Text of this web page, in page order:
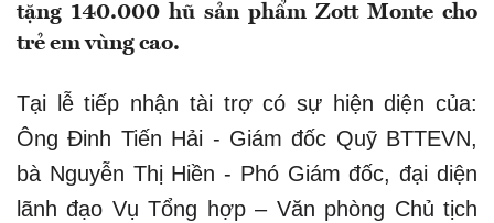
tặng 140.000 hũ sản phẩm Zott Monte cho
trẻ em vùng cao.
Tại lễ tiếp nhận tài trợ có sự hiện diện của:
Ông Đinh Tiến Hải - Giám đốc Quỹ BTTEVN,
bà Nguyễn Thị Hiền - Phó Giám đốc, đại diện
lãnh đạo Vụ Tổng hợp – Văn phòng Chủ tịch